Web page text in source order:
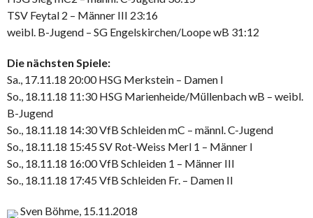
TSV Feytal 2 – Männer III 23:16
weibl. B-Jugend – SG Engelskirchen/Loope wB 31:12
Die nächsten Spiele:
Sa., 17.11.18 20:00 HSG Merkstein – Damen I
So., 18.11.18 11:30 HSG Marienheide/Müllenbach wB – weibl.
B-Jugend
So., 18.11.18 14:30 VfB Schleiden mC – männl. C-Jugend
So., 18.11.18 15:45 SV Rot-Weiss Merl 1 – Männer I
So., 18.11.18 16:00 VfB Schleiden 1 – Männer III
So., 18.11.18 17:45 VfB Schleiden Fr. – Damen II
Sven Böhme, 15.11.2018